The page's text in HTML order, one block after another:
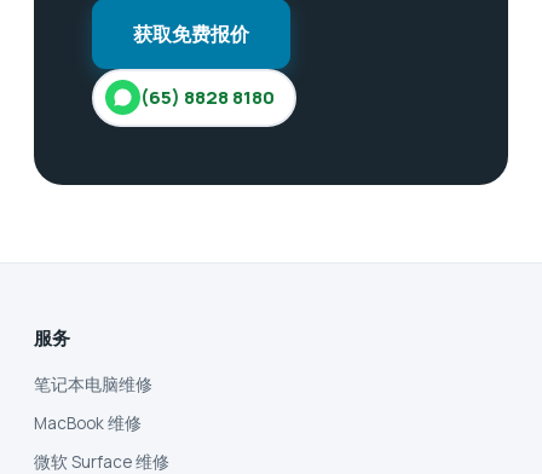
获取免费报价
(65) 8828 8180
服务
笔记本电脑维修
MacBook 维修
微软 Surface 维修